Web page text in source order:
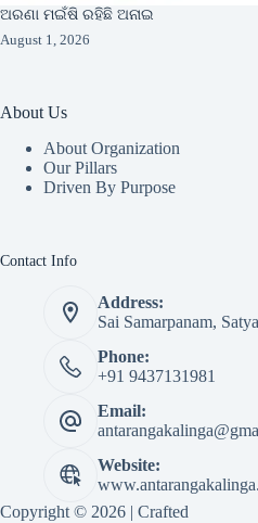
ଅରଣା ମଇଁଷି ରହିଛି ଅନାଇ
August 1, 2026
About Us
About Organization
Our Pillars
Driven By Purpose​
Contact Info
Address:
Sai Samarpanam,
Phone:
+91 9437131981
Email:
Website:
Copyright © 2026 | Crafted